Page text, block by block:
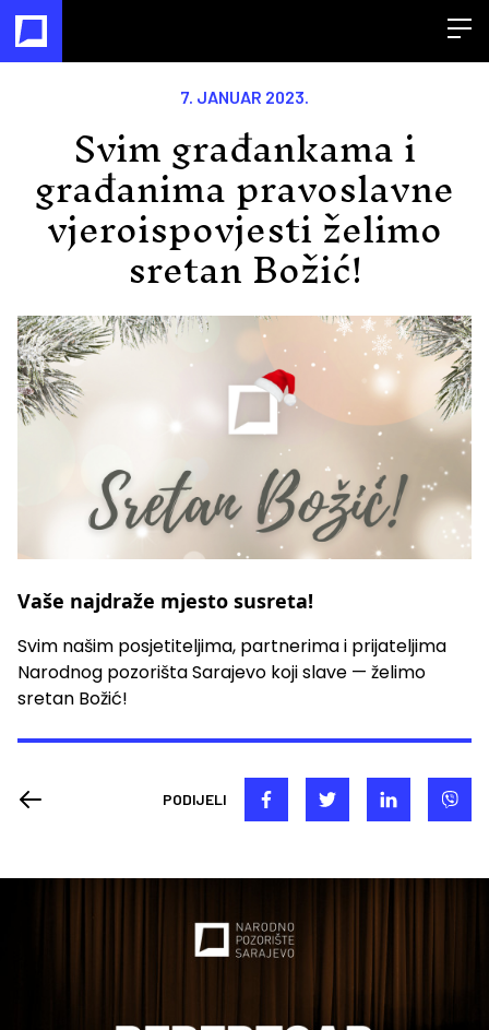
7. JANUAR 2023.
Svim građankama i
građanima pravoslavne
vjeroispovjesti želimo
sretan Božić!
Vaše najdraže mjesto susreta!
Svim našim posjetiteljima, partnerima i prijateljima
Narodnog pozorišta Sarajevo koji slave — želimo
sretan Božić!
PODIJELI